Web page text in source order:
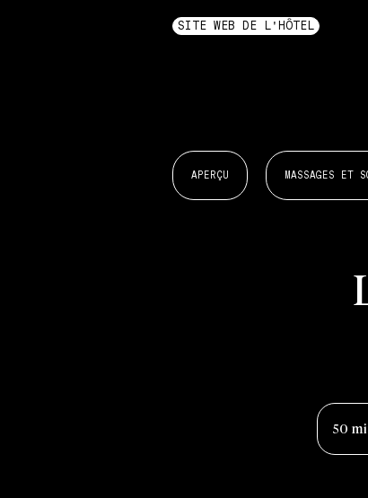
SITE WEB DE L'HÔTEL
APERÇU MASSAGES ET
50